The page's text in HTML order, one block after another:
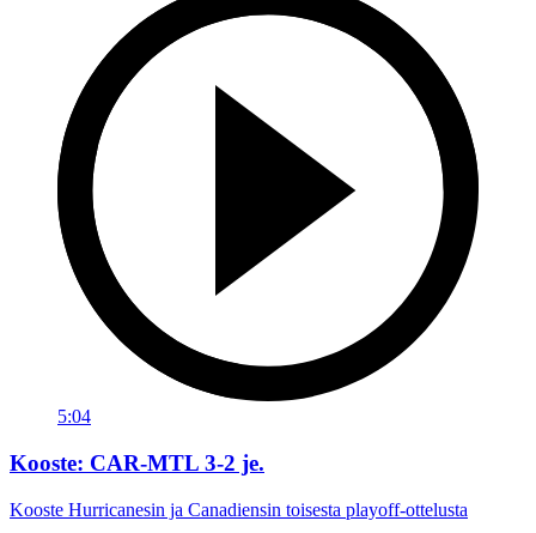
5:04
Kooste: CAR-MTL 3-2 je.
Kooste Hurricanesin ja Canadiensin toisesta playoff-ottelusta